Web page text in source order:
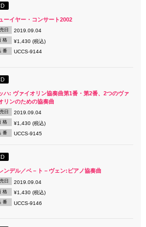
ーイヤー・コンサート2002
日 2019.09.04
格 ¥1,430 (税込)
番 UCCS-9144
ハ: ヴァイオリン協奏曲第1番・第2番、2つのヴァ
リンのための協奏曲
日 2019.09.04
格 ¥1,430 (税込)
番 UCCS-9145
ンデル／ベ－ト－ヴェン:ピアノ協奏曲
日 2019.09.04
格 ¥1,430 (税込)
番 UCCS-9146